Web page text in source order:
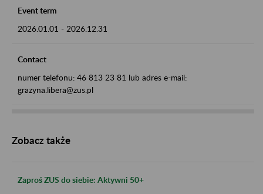
Event term
2026.01.01 - 2026.12.31
Contact
numer telefonu: 46 813 23 81 lub adres e-mail:
grazyna.libera@zus.pl
Zobacz także
Zaproś ZUS do siebie: Aktywni 50+